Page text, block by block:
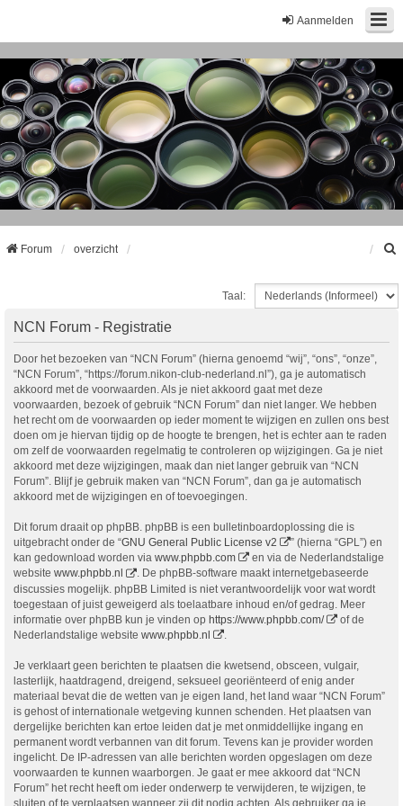
Aanmelden
Forum overzicht
Taal:
NCN Forum - Registratie
Door het bezoeken van “NCN Forum” (hierna genoemd “wij”, “ons”, “onze”,
“NCN Forum”, “https://forum.nikon-club-nederland.nl”), ga je automatisch
akkoord met de voorwaarden. Als je niet akkoord gaat met deze
voorwaarden, bezoek of gebruik “NCN Forum” dan niet langer. We hebben
het recht om de voorwaarden op ieder moment te wijzigen en zullen ons best
doen om je hiervan tijdig op de hoogte te brengen, het is echter aan te raden
om zelf de voorwaarden regelmatig te controleren op wijzigingen. Ga je niet
akkoord met deze wijzigingen, maak dan niet langer gebruik van “NCN
Forum”. Blijf je gebruik maken van “NCN Forum”, dan ga je automatisch
akkoord met de wijzigingen en of toevoegingen.
Dit forum draait op phpBB. phpBB is een bulletinboardoplossing die is
uitgebracht onder de “GNU General Public License v2
” (hierna “GPL”) en
kan gedownload worden via www.phpbb.com
en via de Nederlandstalige
website www.phpbb.nl
. De phpBB-software maakt internetgebaseerde
discussies mogelijk. phpBB Limited is niet verantwoordelijk voor wat wordt
toegestaan of juist geweigerd als toelaatbare inhoud en/of gedrag. Meer
informatie over phpBB kun je vinden op https://www.phpbb.com/
of de
Nederlandstalige website www.phpbb.nl .
Je verklaart geen berichten te plaatsen die kwetsend, obsceen, vulgair,
lasterlijk, haatdragend, dreigend, seksueel georiënteerd of enig ander
materiaal bevat die de wetten van je eigen land, het land waar “NCN Forum”
is gehost of internationale wetgeving kunnen schenden. Het plaatsen van
dergelijke berichten kan ertoe leiden dat je met onmiddellijke ingang en
permanent wordt verbannen van dit forum. Tevens kan je provider worden
ingelicht. De IP-adressen van alle berichten worden opgeslagen om deze
voorwaarden te kunnen waarborgen. Je gaat er mee akkoord dat “NCN
Forum” het recht heeft om ieder onderwerp te verwijderen, te wijzigen, te